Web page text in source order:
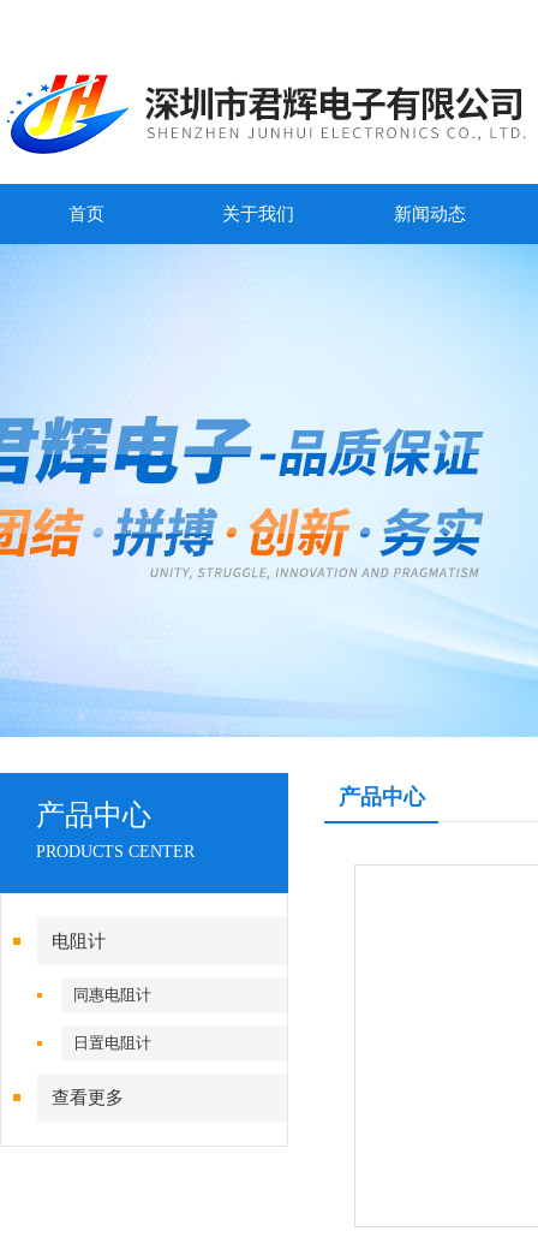
首页 关于我们 新闻动态
产品中心
PRODUCTS CENTER
电阻计
同惠电阻计
日置电阻计
查看更多
产品中心